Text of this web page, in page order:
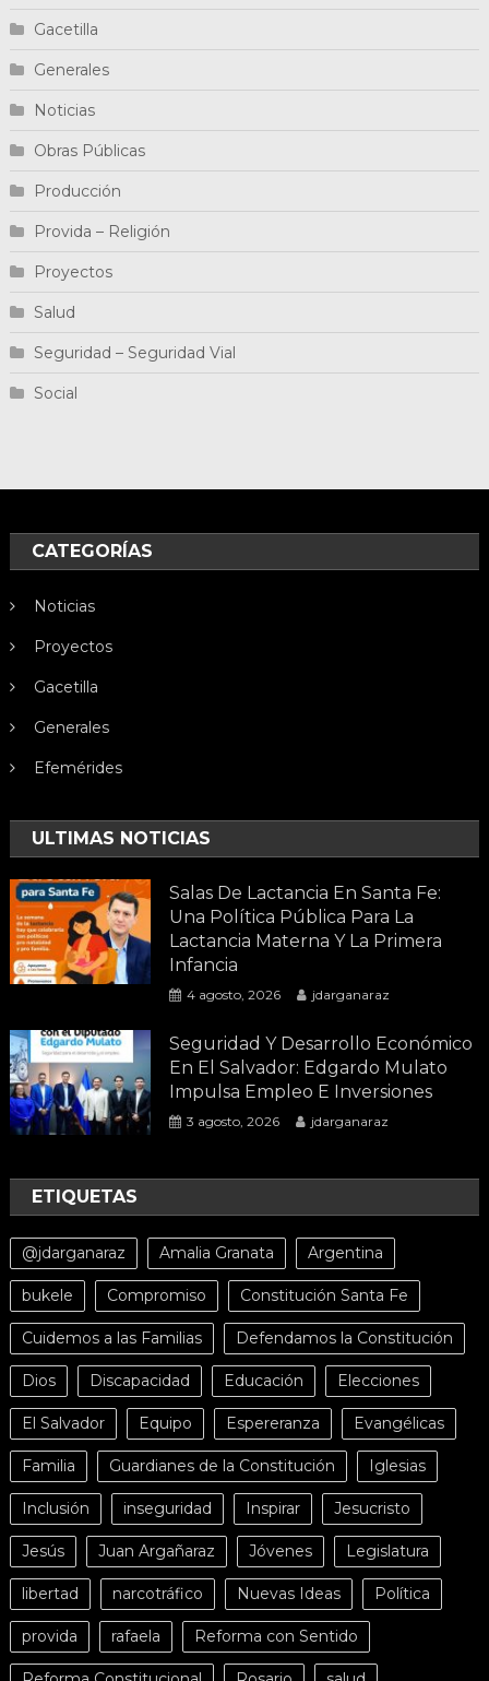
Gacetilla
Generales
Noticias
Obras Públicas
Producción
Provida – Religión
Proyectos
Salud
Seguridad – Seguridad Vial
Social
CATEGORÍAS
Noticias
Proyectos
Gacetilla
Generales
Efemérides
ULTIMAS NOTICIAS
Salas De Lactancia En Santa Fe:
Una Política Pública Para La
Lactancia Materna Y La Primera
Infancia
4 agosto, 2026 jdarganaraz
Seguridad Y Desarrollo Económico
En El Salvador: Edgardo Mulato
Impulsa Empleo E Inversiones
3 agosto, 2026 jdarganaraz
ETIQUETAS
@jdarganaraz Amalia Granata Argentina
bukele Compromiso Constitución Santa Fe
Cuidemos a las Familias Defendamos la Constitución
Dios Discapacidad Educación Elecciones
El Salvador Equipo Espereranza Evangélicas
Familia Guardianes de la Constitución Iglesias
Inclusión inseguridad Inspirar Jesucristo
Jesús Juan Argañaraz Jóvenes Legislatura
libertad narcotráfico Nuevas Ideas Política
provida rafaela Reforma con Sentido